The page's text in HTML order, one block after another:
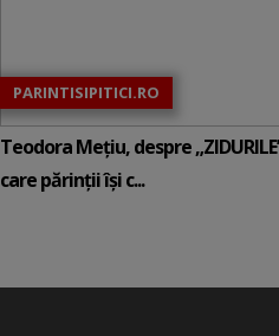
PARINTISIPITICI.RO
Teodora Mețiu, despre
care părinții își c...